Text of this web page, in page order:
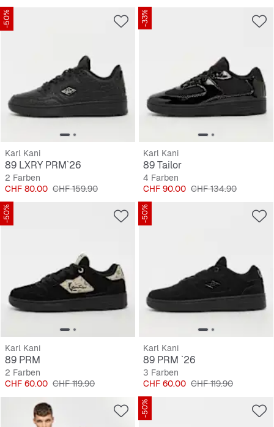
-50%
Karl Kani
89 LXRY PRM`26
2 Farben
Preis
CHF 80.00 Originalpreis
CHF 159.90
-33%
Karl Kani
89 Tailor
4 Farben
Preis
CHF 90.00 Originalpreis
CHF 134.90
-50%
Karl Kani
89 PRM
2 Farben
Preis
CHF 60.00 Originalpreis
CHF 119.90
-50%
Karl Kani
89 PRM `26
3 Farben
Preis
CHF 60.00 Originalpreis
CHF 119.90
-50%